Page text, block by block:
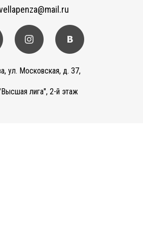
ул. Московская, д. 37,
лига", 2-й этаж